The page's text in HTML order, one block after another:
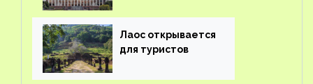
вывоз россиян из-за рубежа
Лаос открывается
для туристов